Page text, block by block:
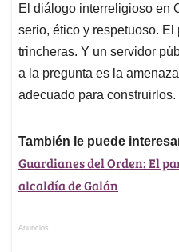
El diálogo interreligioso en
serio, ético y respetuoso.
trincheras. Y un servidor
a la pregunta es la
adecuado para construirlos.
También le puede
Guardianes del Orden: El
alcaldía de Galán
Anuncios.